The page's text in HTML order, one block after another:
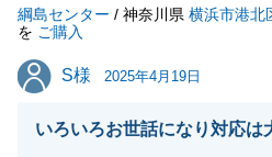
綱島センター / 神奈川県 横浜市港北
を ご購入
S様
S様 2025年4月19日
いろいろお世話になり対応は